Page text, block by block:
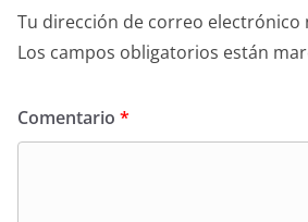
Tu dirección de correo electrónico
Los campos obligatorios están
Comentario *